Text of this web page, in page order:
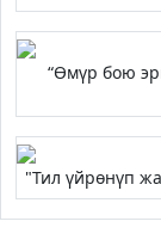
“Өмүр бою
"Тил үйрөнүп